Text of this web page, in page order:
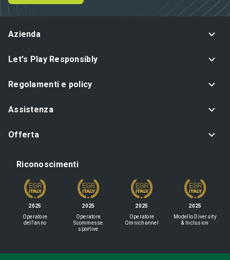
Azienda
Let's Play Responsibly
Regolamenti e policy
Assistenza
Offerta
Riconoscimenti
2025
Operatore
dell'anno
2025
Operatore
Scommesse
sportive
2025
Operatore
Omnichannel
2025
Modello Diversity
& Inclusion